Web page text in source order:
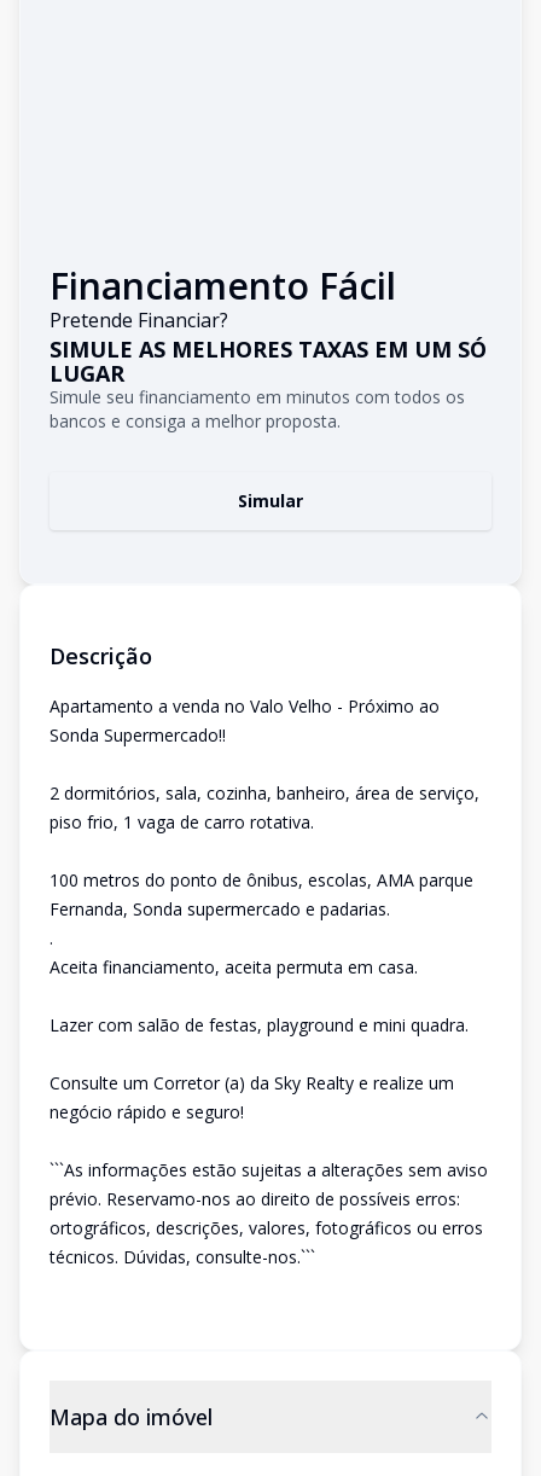
Financiamento Fácil
Pretende Financiar?
SIMULE AS MELHORES TAXAS EM UM SÓ
LUGAR
Simule seu financiamento em minutos com todos os
bancos e consiga a melhor proposta.
Simular
Descrição
Apartamento a venda no Valo Velho - Próximo ao
Sonda Supermercado!!
2 dormitórios, sala, cozinha, banheiro, área de serviço,
piso frio, 1 vaga de carro rotativa.
100 metros do ponto de ônibus, escolas, AMA parque
Fernanda, Sonda supermercado e padarias.
.
Aceita financiamento, aceita permuta em casa.
Lazer com salão de festas, playground e mini quadra.
Consulte um Corretor (a) da Sky Realty e realize um
negócio rápido e seguro!
```As informações estão sujeitas a alterações sem aviso
prévio. Reservamo-nos ao direito de possíveis erros:
ortográficos, descrições, valores, fotográficos ou erros
técnicos. Dúvidas, consulte-nos.```
Mapa do imóvel